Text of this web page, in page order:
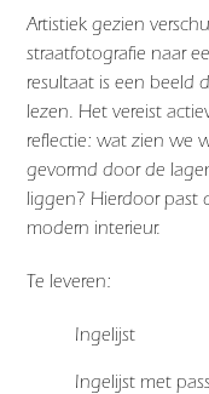
Artistiek gezien
straatfotografie naar
resultaat is een beeld
lezen. Het vereist
reflectie: wat zien we
gevormd door de
liggen? Hierdoor past
modern interieur.
Te leveren:
Ingelijst
Ingelijst met